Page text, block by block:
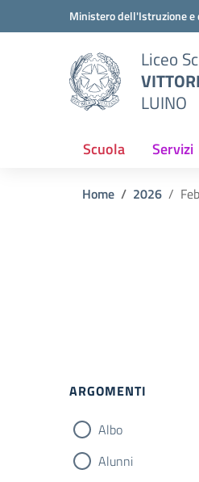
Vai ai contenuti
Vai al menu di navigazione
Ministero dell'Istruzione e
Liceo
LUINO
Scuola Servizi
Home 2026
ARGOMENTI
Albo
Alunni